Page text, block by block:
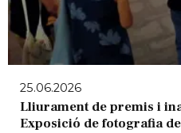
25.06.2026
Lliurament de premis i
Exposició de fotografia